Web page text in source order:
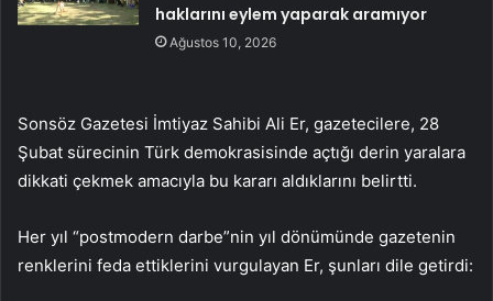
haklarını eylem yaparak aramıyor
Ağustos 10, 2026
Sonsöz Gazetesi İmtiyaz Sahibi Ali Er, gazetecilere, 28
Şubat sürecinin Türk demokrasisinde açtığı derin yaralara
dikkati çekmek amacıyla bu kararı aldıklarını belirtti.
Her yıl “postmodern darbe”nin yıl dönümünde gazetenin
renklerini feda ettiklerini vurgulayan Er, şunları dile getirdi: